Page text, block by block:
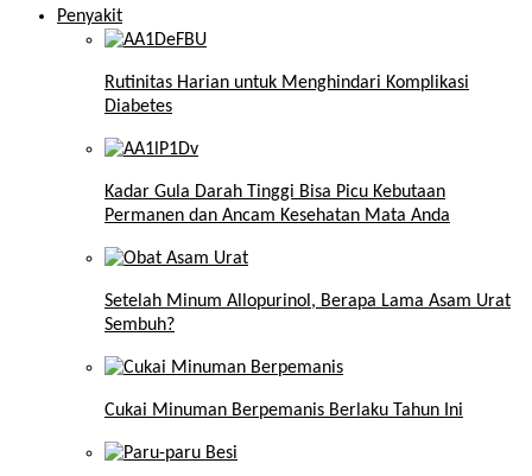
Penyakit
Rutinitas Harian untuk Menghindari Komplikasi
Diabetes
Kadar Gula Darah Tinggi Bisa Picu Kebutaan
Permanen dan Ancam Kesehatan Mata Anda
Setelah Minum Allopurinol, Berapa Lama Asam Urat
Sembuh?
Cukai Minuman Berpemanis Berlaku Tahun Ini